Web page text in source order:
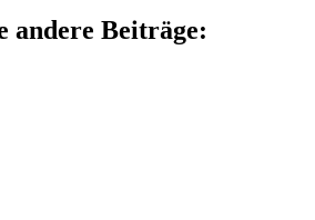
andere Beiträge: